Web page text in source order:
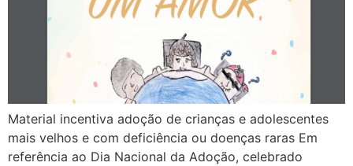
Material incentiva adoção de crianças e adolescentes
mais velhos e com deficiência ou doenças raras Em
referência ao Dia Nacional da Adoção, celebrado